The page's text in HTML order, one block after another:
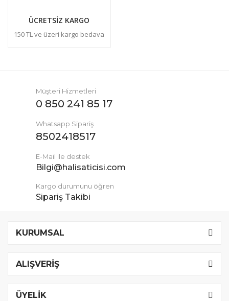
ÜCRETSİZ KARGO
150 TL ve üzeri kargo bedava
Müşteri Hizmetleri
0 850 241 85 17
Whatsapp Sipariş
8502418517
E-Mail ile destek
Bilgi@halisaticisi.com
Kargo durumunu öğren
Sipariş Takibi
KURUMSAL
ALIŞVERİŞ
ÜYELİK